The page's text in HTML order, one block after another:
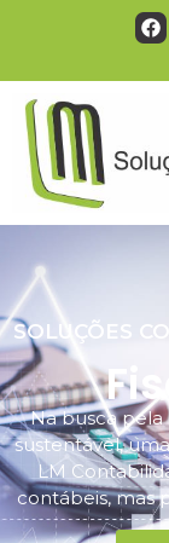
SOLUÇÕES
Na busca
sustentável,
LM
contábeis, mas